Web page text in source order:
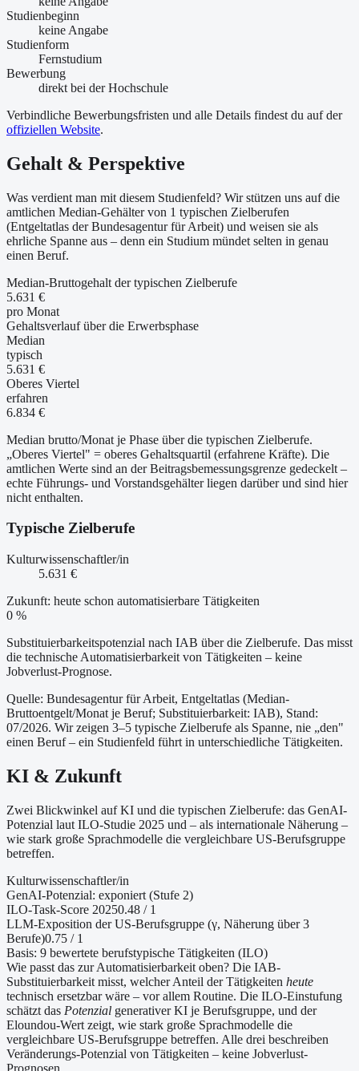
Studienbeginn
keine Angabe
Studienform
Fernstudium
Bewerbung
direkt bei der Hochschule
Verbindliche Bewerbungsfristen und alle Details findest du auf der
offiziellen Website.
Gehalt & Perspektive
Was verdient man mit diesem Studienfeld? Wir stützen uns auf die
amtlichen Median-Gehälter von 1 typischen Zielberufen
(Entgeltatlas der Bundesagentur für Arbeit) und weisen sie als
ehrliche Spanne aus – denn ein Studium mündet selten in genau
einen Beruf.
Median-Bruttogehalt der typischen Zielberufe
5.631 €
pro Monat
Gehaltsverlauf über die Erwerbsphase
Median
typisch
5.631 €
Oberes Viertel
erfahren
6.834 €
Median brutto/Monat je Phase über die typischen Zielberufe.
„Oberes Viertel" = oberes Gehaltsquartil (erfahrene Kräfte). Die
amtlichen Werte sind an der Beitragsbemessungsgrenze gedeckelt –
echte Führungs- und Vorstandsgehälter liegen darüber und sind hier
nicht enthalten.
Typische Zielberufe
Kulturwissenschaftler/in
5.631 €
Zukunft: heute schon automatisierbare Tätigkeiten
0 %
Substituierbarkeitspotenzial nach IAB über die Zielberufe. Das misst
die technische Automatisierbarkeit von Tätigkeiten – keine
Jobverlust-Prognose.
Quelle: Bundesagentur für Arbeit, Entgeltatlas (Median-
Bruttoentgelt/Monat je Beruf; Substituierbarkeit: IAB), Stand:
07/2026. Wir zeigen 3–5 typische Zielberufe als Spanne, nie „den"
einen Beruf – ein Studienfeld führt in unterschiedliche Tätigkeiten.
KI & Zukunft
Zwei Blickwinkel auf KI und die typischen Zielberufe: das GenAI-
Potenzial laut ILO-Studie 2025 und – als internationale Näherung –
wie stark große Sprachmodelle die vergleichbare US-Berufsgruppe
betreffen.
Kulturwissenschaftler/in
GenAI-Potenzial: exponiert (Stufe 2)
ILO-Task-Score 20250.48 / 1
LLM-Exposition der US-Berufsgruppe (γ, Näherung über 3
Berufe)0.75 / 1
Basis: 9 bewertete berufstypische Tätigkeiten (ILO)
Wie passt das zur Automatisierbarkeit oben? Die IAB-
Substituierbarkeit misst, welcher Anteil der Tätigkeiten heute
technisch ersetzbar wäre – vor allem Routine. Die ILO-Einstufung
schätzt das Potenzial generativer KI je Berufsgruppe, und der
Eloundou-Wert zeigt, wie stark große Sprachmodelle die
vergleichbare US-Berufsgruppe betreffen. Alle drei beschreiben
Veränderungs-Potenzial von Tätigkeiten – keine Jobverlust-
Prognosen.